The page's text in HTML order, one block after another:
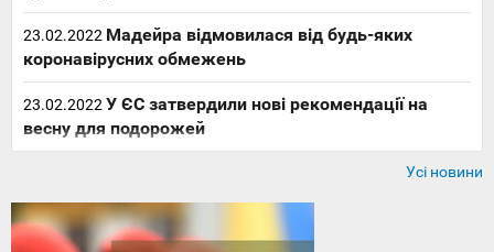
23.02.2022 Мадейра відмовилася від будь-яких
коронавірусних обмежень
23.02.2022У ЄС затвердили нові рекомендації на
весну для подорожей
Усі новини